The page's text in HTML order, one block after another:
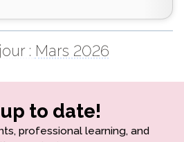
: Mars 2026
to date!
professional learning, and